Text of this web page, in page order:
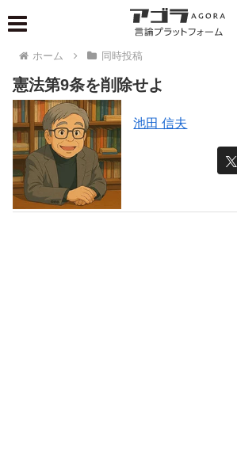
ホーム 同時投稿
憲法第9条を削除せよ
池田 信夫